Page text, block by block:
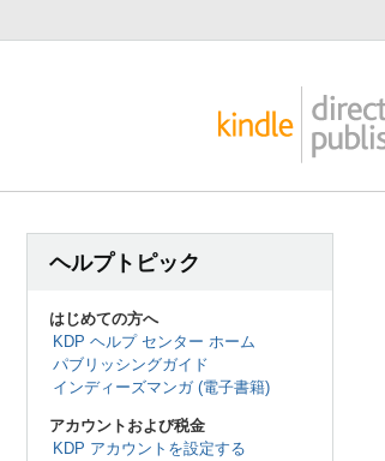
ヘルプトピック
はじめての方へ
KDP ヘルプ センター ホーム
パブリッシングガイド
インディーズマンガ (電子書籍)
アカウントおよび税金
KDP アカウントを設定する